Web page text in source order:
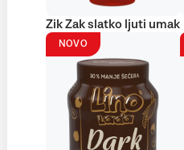
Zik Zak slatko ljuti umak
NOVO